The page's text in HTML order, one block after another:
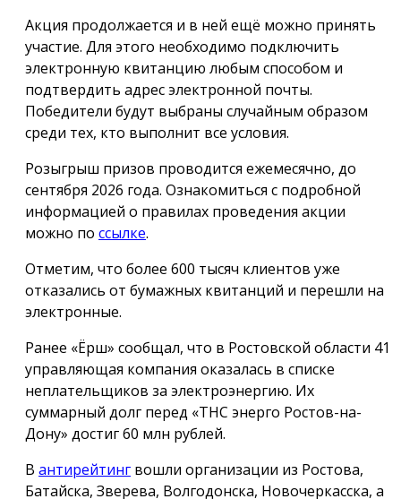
Акция продолжается и в ней ещё можно принять
участие. Для этого необходимо подключить
электронную квитанцию любым способом и
подтвердить адрес электронной почты.
Победители будут выбраны случайным образом
среди тех, кто выполнит все условия.
Розыгрыш призов проводится ежемесячно, до
сентября 2026 года. Ознакомиться с подробной
информацией о правилах проведения акции
можно по ссылке.
Отметим, что более 600 тысяч клиентов уже
отказались от бумажных квитанций и перешли на
электронные.
Ранее «Ёрш» сообщал, что в Ростовской области 41
управляющая компания оказалась в списке
неплательщиков за электроэнергию. Их
суммарный долг перед «ТНС энерго Ростов-на-
Дону» достиг 60 млн рублей.
В антирейтинг вошли организации из Ростова,
Батайска, Зверева, Волгодонска, Новочеркасска, а